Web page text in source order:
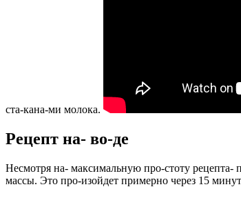
ста-кана-ми молока.
Рецепт на- во-де
Несмотря на- максимальную про-стоту рецепта-
массы. Это про-изойдет примерно через 15